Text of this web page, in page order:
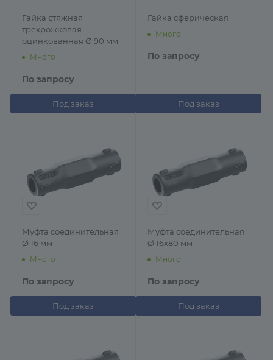
Гайка стяжная
трехрожковая
оцинкованная Ø 90 мм
Много
По запросу
Под заказ
Гайка сферическая
Много
По запросу
Под заказ
Муфта соединительная
Ø 16 мм
Много
По запросу
Под заказ
Муфта соединительная
Ø 16x80 мм
Много
По запросу
Под заказ